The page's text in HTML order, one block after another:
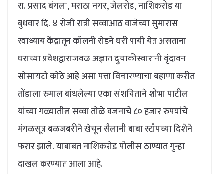
रा. प्रसाद बंगला, मराठा नगर, जेलरोड, नाशिकरोड या
बुधवार दि. ४ रोजी रात्री सव्वाआठ वाजेच्या सुमारास
स्वाध्याय केंद्रातून कॉलनी रोडने घरी पायी येत असताना
घराच्या प्रवेशद्वाराजवळ अज्ञात दुचाकीस्वारांनी वृंदावन
सोसायटी कोठे आहे असा पत्ता विचारण्याचा बहाणा करीत
तोंडाला रुमाल बांधलेल्या एका संशयिताने शोभा पाटील
यांच्या गळ्यातील सव्वा तोळे वजनाचे ८० हजार रुपयांचे
मंगळसूत्र बळजबरीने खेचून सैलानी बाबा स्टॉपच्या दिशेने
फरार झाले. याबाबत नाशिकरोड पोलीस ठाण्यात गुन्हा
दाखल करण्यात आला आहे.